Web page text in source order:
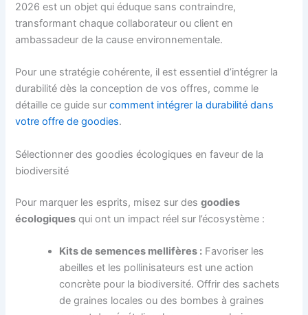
2026 est un objet qui éduque sans contraindre,
transformant chaque collaborateur ou client en
ambassadeur de la cause environnementale.
Pour une stratégie cohérente, il est essentiel d’intégrer la
durabilité dès la conception de vos offres, comme le
détaille ce guide surcomment intégrer la durabilité dans
votre offre de goodies.
Sélectionner des goodies écologiques en faveur de la
biodiversité
Pour marquer les esprits, misez sur desgoodies
écologiques qui ont un impact réel sur l’écosystème :
Kits de semences mellifères : Favoriser les
abeilles et les pollinisateurs est une action
concrète pour la biodiversité. Offrir des sachets
de graines locales ou des bombes à graines